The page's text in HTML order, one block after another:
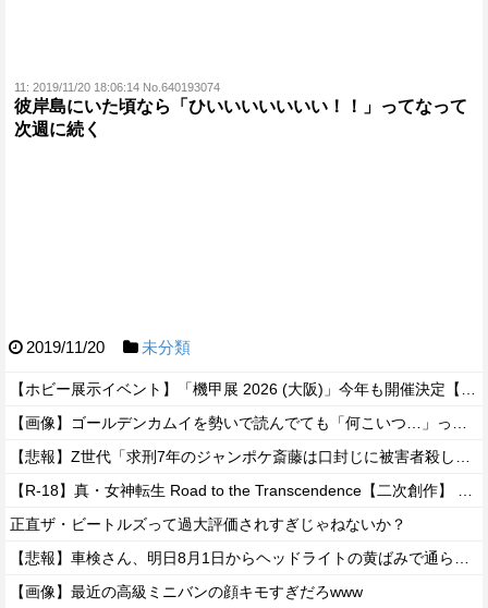
11: 2019/11/20 18:06:14 No.640193074
彼岸島にいた頃なら「ひいいいいいいい！！」ってなって
次週に続く
2019/11/20 未分類
正直ザ・ビートルズって過大評価されすぎじゃねないか？
【画像】最近の高級ミニバンの顔キモすぎだろwww